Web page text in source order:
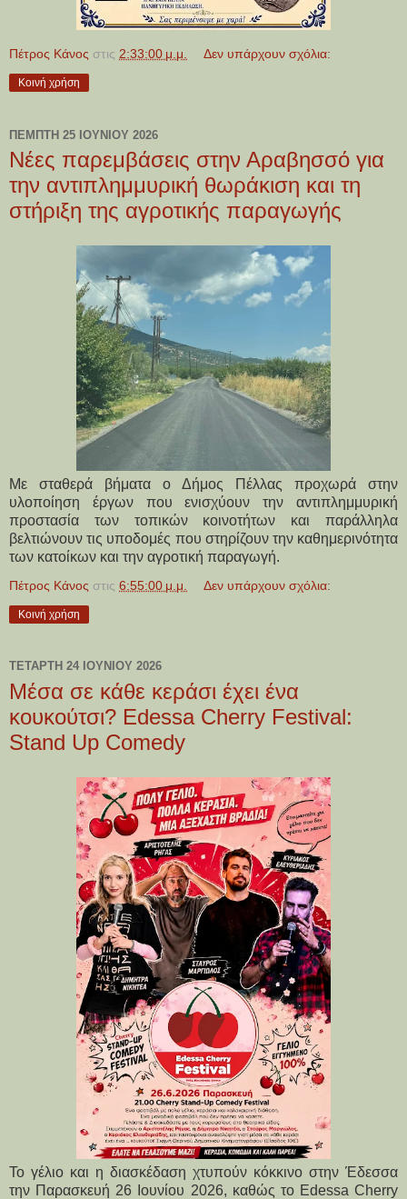
Πέτρος Κάνος στις 2:33:00 μ.μ. Δεν υπάρχουν σχόλια:
Κοινή χρήση
ΠΈΜΠΤΗ 25 ΙΟΥΝΊΟΥ 2026
Νέες παρεμβάσεις στην Αραβησσό για
την αντιπλημμυρική θωράκιση και τη
στήριξη της αγροτικής παραγωγής
Με σταθερά βήματα ο Δήμος Πέλλας προχωρά στην
υλοποίηση έργων που ενισχύουν την αντιπλημμυρική
προστασία των τοπικών κοινοτήτων και παράλληλα
βελτιώνουν τις υποδομές που στηρίζουν την καθημερινότητα
των κατοίκων και την αγροτική παραγωγή.
Πέτρος Κάνος στις 6:55:00 μ.μ. Δεν υπάρχουν σχόλια:
Κοινή χρήση
ΤΕΤΆΡΤΗ 24 ΙΟΥΝΊΟΥ 2026
Μέσα σε κάθε κεράσι έχει ένα
κουκούτσι? Edessa Cherry Festival:
Stand Up Comedy
Το γέλιο και η διασκέδαση χτυπούν κόκκινο στην Έδεσσα
την Παρασκευή 26 Ιουνίου 2026, καθώς το Edessa Cherry